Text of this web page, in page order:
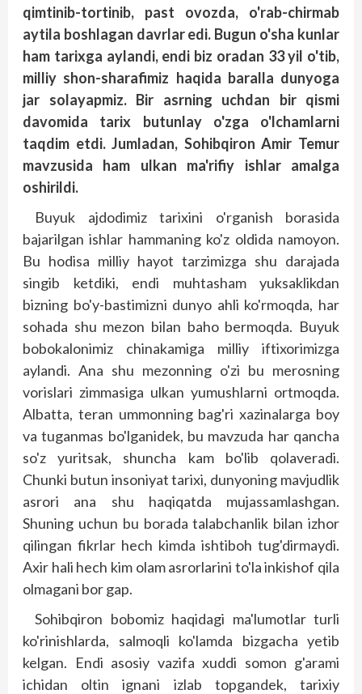
qimtinib-tortinib, past ovozda, o'rab-chirmab
aytila boshlagan davr­lar edi. Bugun o'sha kunlar
ham tarixga aylandi, endi biz oradan 33 yil o'tib,
milliy shon-sharafimiz haqida baralla dunyoga
jar solayapmiz. Bir asrning uchdan bir qismi
davomida tarix butunlay o'zga o'lchamlarni
taqdim etdi. Jumladan, Sohibqiron Amir Temur
mavzusida ham ulkan ma'rifiy ishlar amalga
oshirildi.
Buyuk ajdodimiz tarixini o'rganish borasida
bajarilgan ishlar hammaning ko'z oldida namoyon.
Bu hodisa milliy hayot tarzimizga shu darajada
singib ketdiki, endi muhtasham yuksaklikdan
bizning bo'y-bastimizni dunyo ahli ko'rmoqda, har
sohada shu mezon bilan baho bermoqda. Buyuk
bobokalonimiz chinakamiga milliy iftixorimizga
aylandi. Ana shu mezonning o'zi bu merosning
vorislari zimmasiga ulkan yumushlarni ortmoqda.
Albatta, teran ummonning bag'ri xazinalarga boy
va tuganmas bo'lganidek, bu mavzuda har qancha
so'z yuritsak, shuncha kam bo'lib qolaveradi.
Chunki butun insoniyat tarixi, dunyoning mavjudlik
asrori ana shu haqiqatda mujassamlashgan.
Shuning uchun bu borada talabchanlik bilan izhor
qilingan fikrlar hech kimda ishtiboh tug'dirmaydi.
Axir hali hech kim olam asrorlarini to'la inkishof qila
olmagani bor gap.
Sohibqiron bobomiz haqidagi ma'lumotlar turli
ko'rinishlarda, salmoqli ko'lamda bizgacha yetib
kelgan. Endi asosiy vazifa xuddi somon g'arami
ichidan oltin ignani izlab top­gandek, tarixiy